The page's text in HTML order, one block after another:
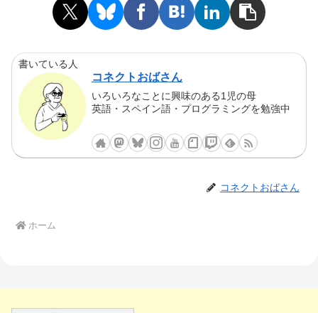
書いている人
コネクトおばさん
いろいろなことに興味のある1児の母
英語・スペイン語・プログラミングを勉強中
コネクトおばさん
ホーム